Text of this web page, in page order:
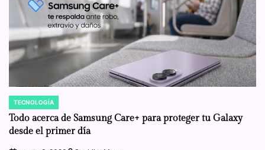
POSTED
IN
TECNOLOGÍA
Todo acerca de Samsung Care+ para proteger tu Galaxy
desde el primer día